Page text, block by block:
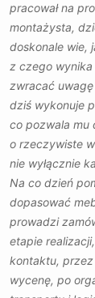
pracował na
montażysta,
doskonale wie,
z czego
zwracać
dziś wykonuje
co pozwala mu
o rzeczywiste
nie wyłącznie
Na co dzień
dopasować
prowadzi
etapie
kontaktu,
wycenę, po